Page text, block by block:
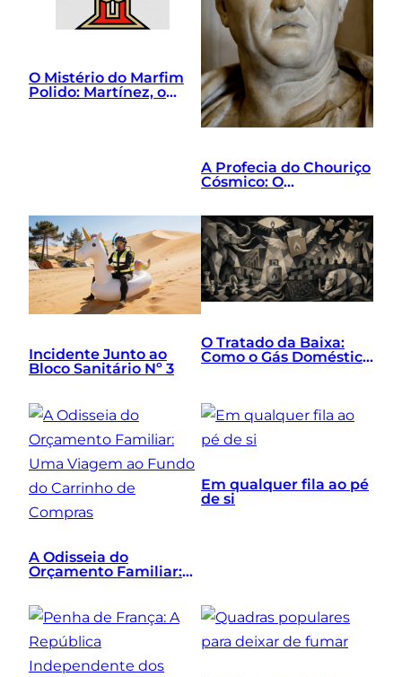
O Mistério do Marfim
Polido: Martínez, o
A Profecia do Chouriço
Cósmico: O
Incidente Junto ao
Bloco Sanitário Nº 3
O Tratado da Baixa:
Como o Gás Doméstico
Mentalidade
Vencedora e o Bloco
A Odisseia do
Orçamento Familiar:
Compras
Em qualquer fila ao pé
de si